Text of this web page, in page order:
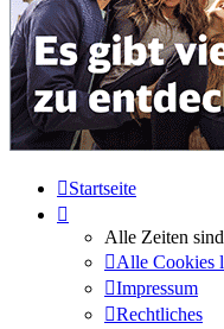
Startseite
Alle Zeiten sind
Alle Cookies
Impressum
Rechtliches